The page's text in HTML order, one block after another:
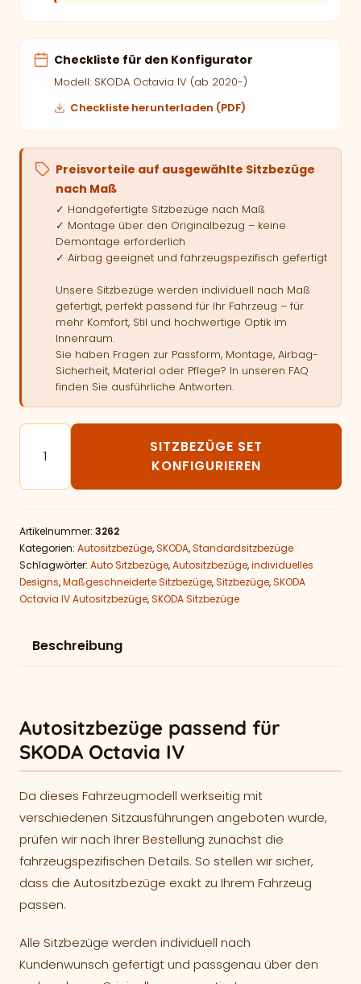
Checkliste für den Konfigurator
Modell: SKODA Octavia IV (ab 2020-)
Checkliste herunterladen (PDF)
Preisvorteile auf ausgewählte Sitzbezüge
nach Maß
✓ Handgefertigte Sitzbezüge nach Maß
✓ Montage über den Originalbezug – keine
Demontage erforderlich
✓ Airbag geeignet und fahrzeugspezifisch gefertigt
Unsere Sitzbezüge werden individuell nach Maß
gefertigt, perfekt passend für Ihr Fahrzeug – für
mehr Komfort, Stil und hochwertige Optik im
Innenraum.
Sie haben Fragen zur Passform, Montage, Airbag-
Sicherheit, Material oder Pflege? In unseren FAQ
finden Sie ausführliche Antworten.
Autositzbezüge passend für SKODA Octavia IV Menge
SITZBEZÜGE SET
KONFIGURIEREN
Artikelnummer: 3262
Kategorien: Autositzbezüge,SKODA,Standardsitzbezüge
Schlagwörter: Auto Sitzbezüge,Autositzbezüge,individuelles
Designs,Maßgeschneiderte Sitzbezüge,Sitzbezüge,SKODA
Octavia IV Autositzbezüge,SKODA Sitzbezüge
Beschreibung
Autositzbezüge passend für
SKODA Octavia IV
Da dieses Fahrzeugmodell werkseitig mit
verschiedenen Sitzausführungen angeboten wurde,
prüfen wir nach Ihrer Bestellung zunächst die
fahrzeugspezifischen Details. So stellen wir sicher,
dass die Autositzbezüge exakt zu Ihrem Fahrzeug
passen.
Alle Sitzbezüge werden individuell nach
Kundenwunsch gefertigt und passgenau über den